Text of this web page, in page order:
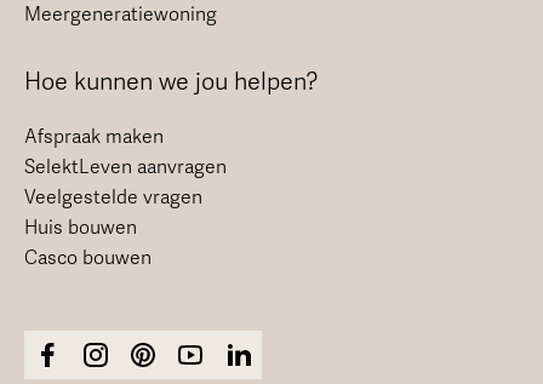
Meergeneratiewoning
Hoe kunnen we jou helpen?
Afspraak maken
SelektLeven aanvragen
Veelgestelde vragen
Huis bouwen
Casco bouwen